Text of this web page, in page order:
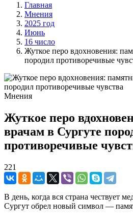
Главная
Мнения
2025 год
Июнь
16 число
Жуткое перо вдохновения:
породил противоречивые
Мнения
Жуткое перо
врачам в Сургуте
противоречивые
221
В день, когда вся страна чествует
Сургут обрел новый символ —